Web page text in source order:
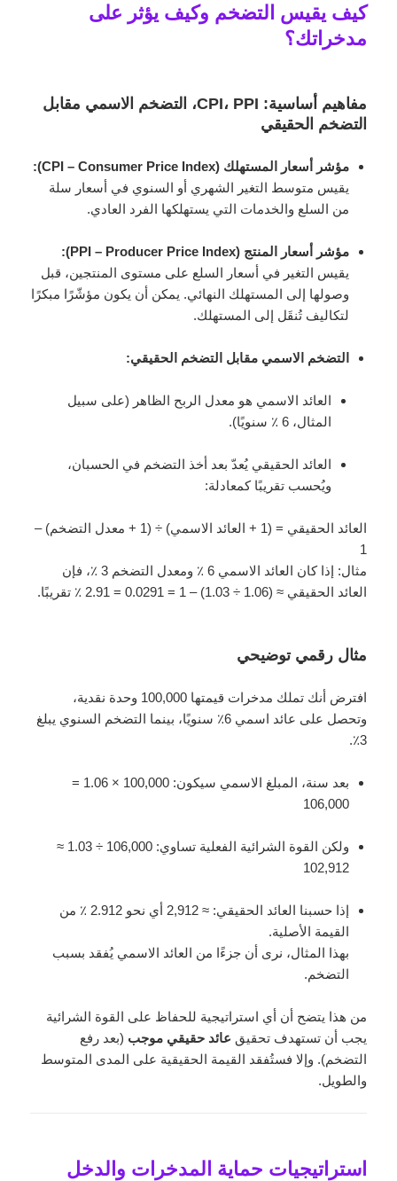
كيف يقيس التضخم وكيف يؤثر على
مدخراتك؟
مفاهيم أساسية: CPI، PPI، التضخم الاسمي مقابل
التضخم الحقيقي
مؤشر أسعار المستهلك (CPI – Consumer Price Index):
يقيس متوسط التغير الشهري أو السنوي في أسعار سلة
من السلع والخدمات التي يستهلكها الفرد العادي.
مؤشر أسعار المنتج (PPI – Producer Price Index):
يقيس التغير في أسعار السلع على مستوى المنتجين، قبل
وصولها إلى المستهلك النهائي. يمكن أن يكون مؤشّرًا مبكرًا
لتكاليف تُنقَل إلى المستهلك.
التضخم الاسمي مقابل التضخم الحقيقي:
العائد الاسمي هو معدل الربح الظاهر (على سبيل
المثال، 6 ٪ سنويًا).
العائد الحقيقي يُعدّ بعد أخذ التضخم في الحسبان،
ويُحسب تقريبًا كمعادلة:
العائد الحقيقي = (1 + العائد الاسمي) ÷ (1 + معدل التضخم) –
1
مثال: إذا كان العائد الاسمي 6 ٪ ومعدل التضخم 3 ٪، فإن
العائد الحقيقي ≈ (1.06 ÷ 1.03) – 1 = 0.0291 = 2.91 ٪ تقريبًا.
مثال رقمي توضيحي
افترض أنك تملك مدخرات قيمتها 100,000 وحدة نقدية،
وتحصل على عائد اسمي 6٪ سنويًا، بينما التضخم السنوي يبلغ
3٪.
بعد سنة، المبلغ الاسمي سيكون: 100,000 × 1.06 =
106,000
ولكن القوة الشرائية الفعلية تساوي: 106,000 ÷ 1.03 ≈
102,912
إذا حسبنا العائد الحقيقي: ≈ 2,912 أي نحو 2.912 ٪ من
القيمة الأصلية.
بهذا المثال، نرى أن جزءًا من العائد الاسمي يُفقد بسبب
التضخم.
من هذا يتضح أن أي استراتيجية للحفاظ على القوة الشرائية
يجب أن تستهدف تحقيق عائد حقيقي موجب (بعد رفع
التضخم). وإلا فستُفقد القيمة الحقيقية على المدى المتوسط
والطويل.
استراتيجيات حماية المدخرات والدخل